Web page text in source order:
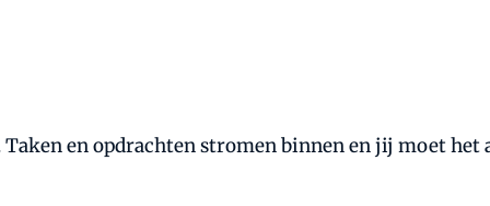
Taken en opdrachten stromen binnen en jij moet